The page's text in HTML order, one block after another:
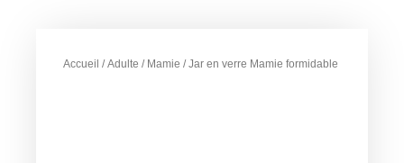
Accueil /Adulte / Mamie / Jar en verre Mamie formidable